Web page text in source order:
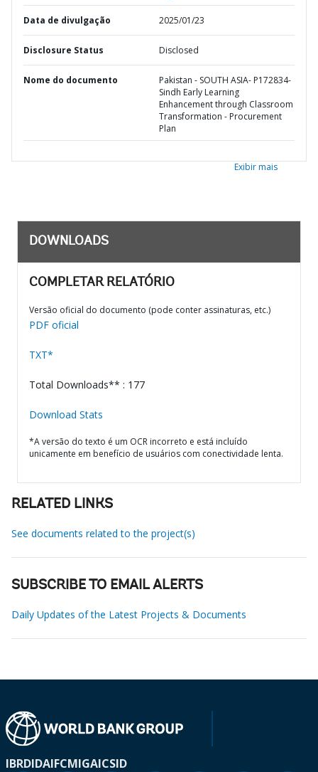
Data de divulgação 2025/01/23
Disclosure Status Disclosed
Nome do documento
Pakistan - SOUTH ASIA- P172834-
Sindh Early Learning
Enhancement through Classroom
Transformation - Procurement
Plan
Exibir mais
DOWNLOADS
COMPLETAR RELATÓRIO
Versão oficial do documento (pode conter assinaturas, etc.)
PDF oficial
TXT*
Total Downloads** : 177
Download Stats
*A versão do texto é um OCR incorreto e está incluído
unicamente em benefício de usuários com conectividade lenta.
RELATED LINKS
See documents related to the project(s)
SUBSCRIBE TO EMAIL ALERTS
Daily Updates of the Latest Projects & Documents
IBRDIDAIFCMIGAICSID